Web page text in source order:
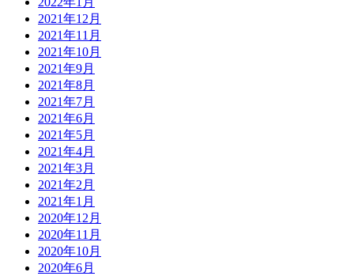
2021年12月
2021年11月
2021年10月
2021年9月
2021年8月
2021年7月
2021年6月
2021年5月
2021年4月
2021年3月
2021年2月
2021年1月
2020年12月
2020年11月
2020年10月
2020年6月